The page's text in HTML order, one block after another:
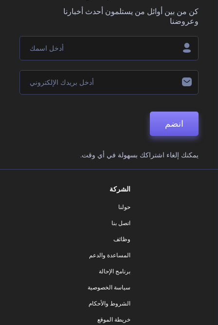
كن من بين أوائل من يستلمون أحدث أخبارنا
وعروضنا
انضم
يمكنك إلغاء اشتراكك بسهولة في أي وقت.
الشركة
حولنا
اتصل بنا
وظائف
المساعدة والدعم
برنامج الإحالة
سياسة الخصوصية
الشروط والأحكام
خريطة الموقع